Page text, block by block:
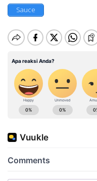
Sauce